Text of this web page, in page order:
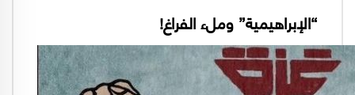
“الإبراهيمية” وملء الفراغ!